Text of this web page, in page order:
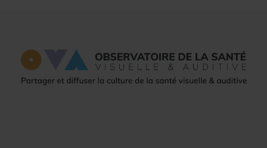
Page
d'accueil